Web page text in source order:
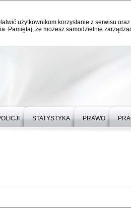
użytkownikom korzystanie z serwisu
Pamiętaj, że możesz samodzielnie
STATYSTYKA PRAWO